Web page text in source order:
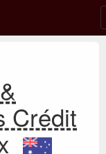
Crédit